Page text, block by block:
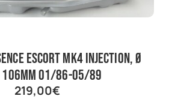
escort mk4 injection, Ø
01/86-05/89
219,00€